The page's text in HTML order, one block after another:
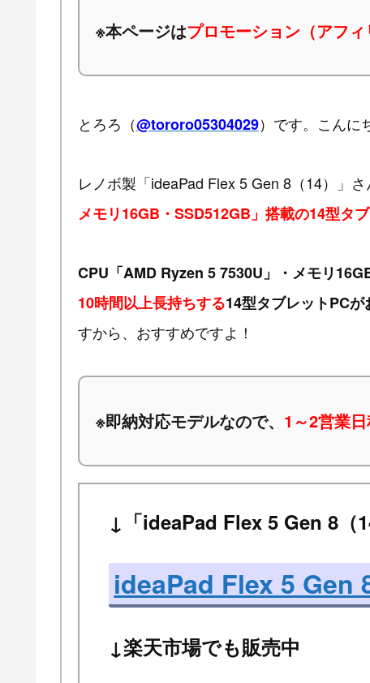
※本ページはプロモーション（アフィ
とろろ（@tororo05304029）です。こんに
レノボ製「ideaPad Flex 5 Gen 8（14）」
メモリ16GB・SSD512GB」搭載の14型タ
CPU「AMD Ryzen 5 7530U」・メモリ
10時間以上長持ちする14型タブレットPCが
すから、おすすめですよ！
※即納対応モデルなので、 1～2営業
↓「ideaPad Flex 5 Gen 8（
ideaPad Flex 5 Gen
↓楽天市場でも販売中